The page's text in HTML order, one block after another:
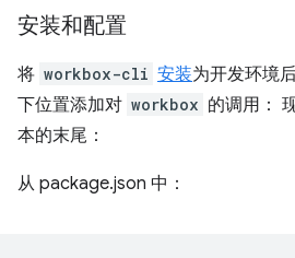
安装和配置
将 workbox-cli 安装为开发环境
下位置添加对 workbox 的调用：
本的末尾：
从 package.json 中：